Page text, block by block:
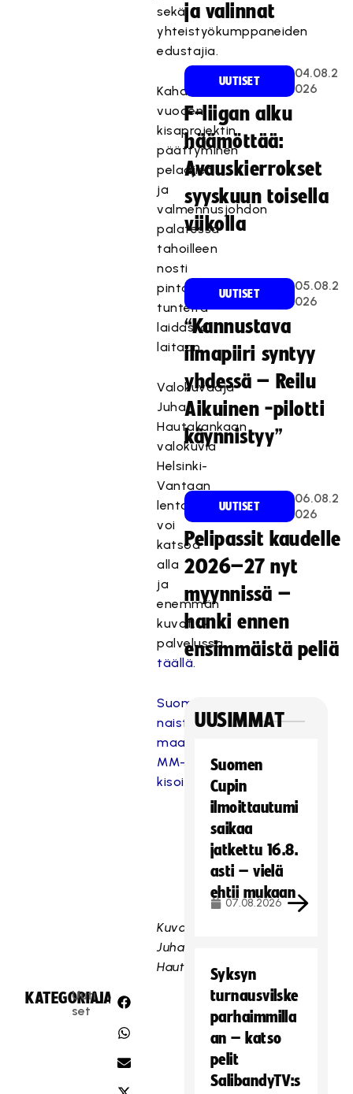
sekä
yhteistyökumppaneiden
edustajia.
Kahden
vuoden
kisaprojektin
päättyminen
pelaajien
ja
valmennusjohdon
palatessa
tahoilleen
nosti
pintaan
tunteita
laidasta
laitaan.
Valokuvaaja
Juha
Hautakankaan
valokuvia
Helsinki-
Vantaan
lentokentältä
voi
katsoa
alla
ja
enemmän
kuvat.fi-
palvelussa
täällä.
Suomen
naisten
maajoukkue
MM-
kisoissa
Kuvat:
Juha
Hautakangas
KATEGORIA:
Uuti
set
JAA:
ja valinnat
UUTISET
04.08.2
026
F-liigan alku
häämöttää:
Avauskierrokset
syyskuun toisella
viikolla
UUTISET
05.08.2
026
“Kannustava
ilmapiiri syntyy
yhdessä – Reilu
Aikuinen -pilotti
käynnistyy”
UUTISET
06.08.2
026
Pelipassit kaudelle
2026–27 nyt
myynnissä –
hanki ennen
ensimmäistä peliä
UUSIMMAT
Suomen
Cupin
ilmoittautumi
saikaa
jatkettu 16.8.
asti – vielä
ehtii mukaan
07.08.2026
Syksyn
turnausvilske
parhaimmilla
an – katso
pelit
SalibandyTV:s